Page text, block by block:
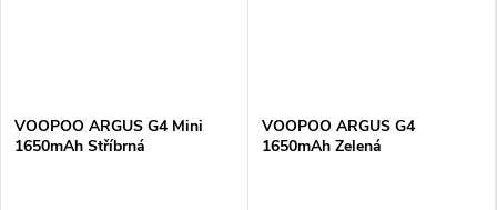
VOOPOO ARGUS G4 Mini
1650mAh Stříbrná
VOOPOO ARGUS G4
1650mAh Zelená